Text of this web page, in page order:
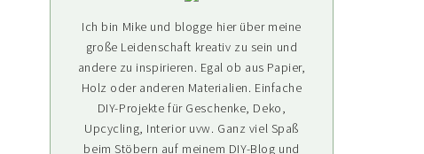
Ich bin Mike und blogge hier über meine
große Leidenschaft kreativ zu sein und
andere zu inspirieren. Egal ob aus Papier,
Holz oder anderen Materialien. Einfache
DIY-Projekte für Geschenke, Deko,
Upcycling, Interior uvw. Ganz viel Spaß
beim Stöbern auf meinem DIY-Blog und